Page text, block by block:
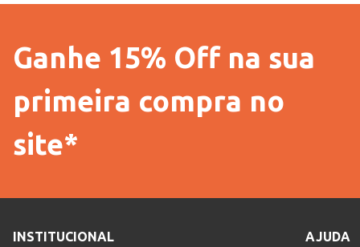
Ganhe 15% Off na sua
primeira compra no
site*
INSTITUCIONAL AJUDA